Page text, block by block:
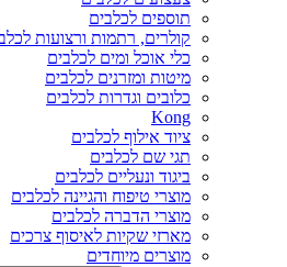
תוספים לכלבים
קולרים, רתמות ורצועות
כלי אוכל ומים לכלבים
מיטות ומזרנים לכלבים
כלובים וגדרות לכלבים
Kong
ציוד אילוף לכלבים
תגי שם לכלבים
ביגוד ונעליים לכלבים
מוצרי טיפוח והגיינה לכלבים
מוצרי הדברה לכלבים
מארזי שקיות לאיסוף צרכים
מוצרים מיוחדים